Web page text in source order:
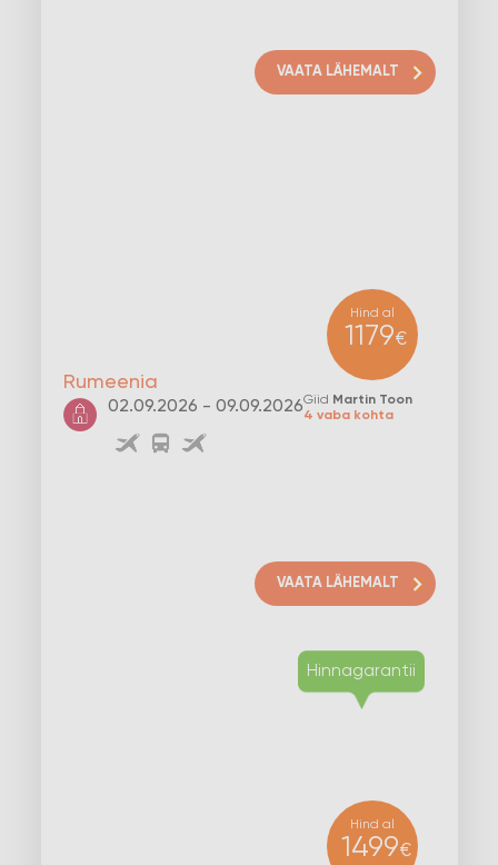
VAATA LÄHEMALT
Hind al
1179€
Rumeenia
02.09.2026 - 09.09.2026Giid Martin Toon
4 vaba kohta
VAATA LÄHEMALT
Hind al
1499€